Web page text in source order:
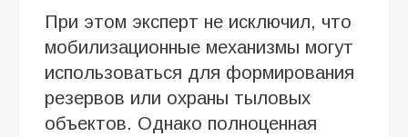
При этом эксперт не исключил, что
мобилизационные механизмы могут
использоваться для формирования
резервов или охраны тыловых
объектов. Однако полноценная